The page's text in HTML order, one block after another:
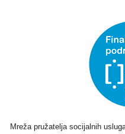
Mreža pružatelja socijalnih